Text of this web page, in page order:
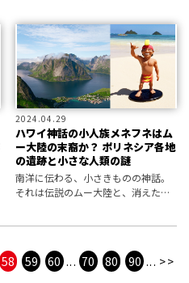
2024.04.29
ハワイ神話の小人族メネフネはム
ー大陸の末裔か？ ポリネシア各地
の遺跡と小さな人類の謎
南洋に伝わる、小さきものの神話。
それは伝説のムー大陸と、消えた古
58 59 60 ... 70 80 90 ... >>